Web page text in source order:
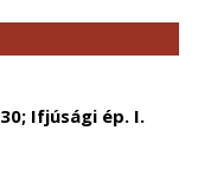
Ifjúsági ép. I.